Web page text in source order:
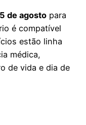
de agosto para
é compatível
estão linha
médica,
de vida e dia de